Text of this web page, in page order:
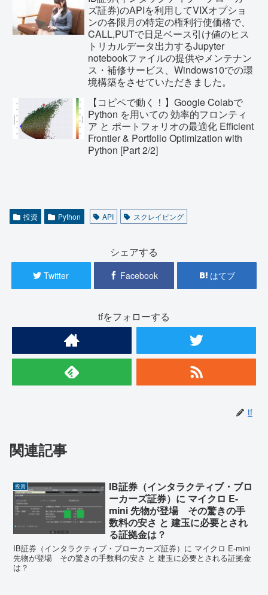
ズ証券)のAPIを利用してVIXオプショ
ンの各限月の特定の権利行使価格で、
CALL,PUTで日足ベース引け値のヒス
トリカルデータ出力するJupyter
notebookファイルの提供やメンテナン
ス・補修サービス、Windows10での環
境構築をさせていただきました。
【コピペで動く！】Google Colabで
Python を用いての 効率的フロンティ
ア と ポートフォリオの最適化 Efficient
Frontier & Portfolio Optimization with
Python [Part 2/2]
投資 Python API スクレイピング
シェアする
Twitter Facebook はてブ
tfをフォローする
tf
関連記事
投資
IB証券（インタラクティブ・ブロ
ーカーズ証券）に マイクロ E-
mini 先物が登場 その驚きの手
数料の安さ と 建玉に必要とされ
る証拠金は？
IB証券（インタラクティブ・ブローカーズ証券）に マイクロ E-mini
先物が登場 その驚きの手数料の安さ と 建玉に必要とされる証拠金
は？